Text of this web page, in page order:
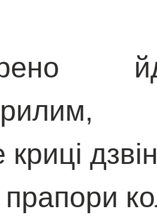
криці
прапори